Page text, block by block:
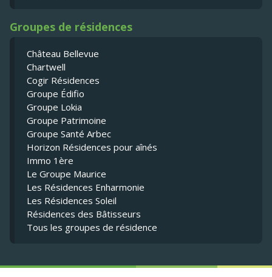
Groupes de résidences
Château Bellevue
Chartwell
Cogir Résidences
Groupe Édifio
Groupe Lokia
Groupe Patrimoine
Groupe Santé Arbec
Horizon Résidences pour aînés
Immo 1ère
Le Groupe Maurice
Les Résidences Enharmonie
Les Résidences Soleil
Résidences des Bâtisseurs
Tous les groupes de résidence